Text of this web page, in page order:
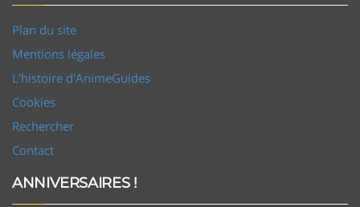
Plan du site
Mentions légales
L'histoire d'AnimeGuides
Cookies
Rechercher
Contact
ANNIVERSAIRES !